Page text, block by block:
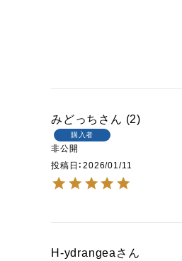
みどっち 2
購入者
非公開
投稿日
2026/01/11
H-ydrangea